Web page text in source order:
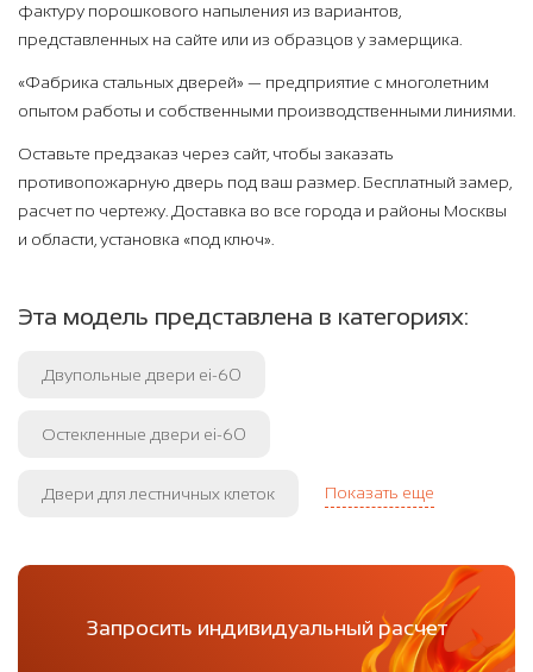
фактуру порошкового напыления из вариантов,
представленных на сайте или из образцов у замерщика.
«Фабрика стальных дверей» — предприятие с многолетним
опытом работы и собственными производственными линиями.
Оставьте предзаказ через сайт, чтобы заказать
противопожарную дверь под ваш размер. Бесплатный замер,
расчет по чертежу. Доставка во все города и районы Москвы
и области, установка «под ключ».
Эта модель представлена в категориях:
Двупольные двери ei-60
Остекленные двери ei-60
Двери для лестничных клеток Показать еще
Запросить индивидуальный расчет